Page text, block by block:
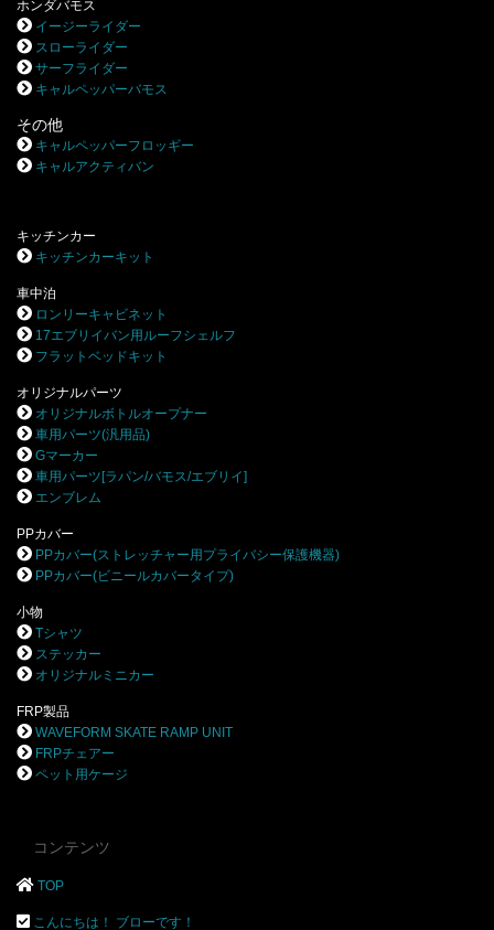
ホンダバモス
イージーライダー
スローライダー
サーフライダー
キャルペッパーバモス
その他
キャルペッパーフロッギー
キャルアクティバン
キッチンカー
キッチンカーキット
車中泊
ロンリーキャビネット
17エブリイバン用ルーフシェルフ
フラットベッドキット
オリジナルパーツ
オリジナルボトルオープナー
車用パーツ(汎用品)
Gマーカー
車用パーツ[ラパン/バモス/エブリイ]
エンブレム
PPカバー
PPカバー(ストレッチャー用プライバシー保護機器)
PPカバー(ビニールカバータイプ)
小物
Tシャツ
ステッカー
オリジナルミニカー
FRP製品
WAVEFORM SKATE RAMP UNIT
FRPチェアー
ペット用ケージ
コンテンツ
TOP
こんにちは！ ブローです！